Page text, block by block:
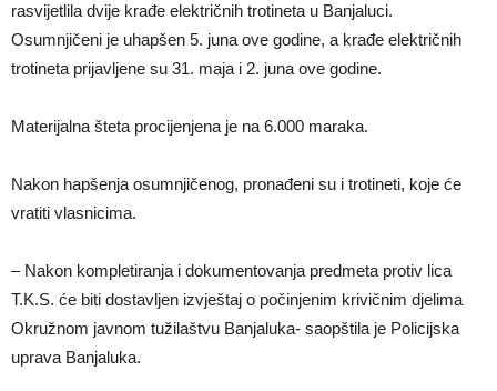
rasvijetlila dvije krađe električnih trotineta u Banjaluci.
Osumnjičeni je uhapšen 5. juna ove godine, a krađe električnih
trotineta prijavljene su 31. maja i 2. juna ove godine.
Materijalna šteta procijenjena je na 6.000 maraka.
Nakon hapšenja osumnjičenog, pronađeni su i trotineti, koje će
vratiti vlasnicima.
– Nakon kompletiranja i dokumentovanja predmeta protiv lica
T.K.S. će biti dostavljen izvještaj o počinjenim krivičnim djelima
Okružnom javnom tužilaštvu Banjaluka- saopštila je Policijska
uprava Banjaluka.